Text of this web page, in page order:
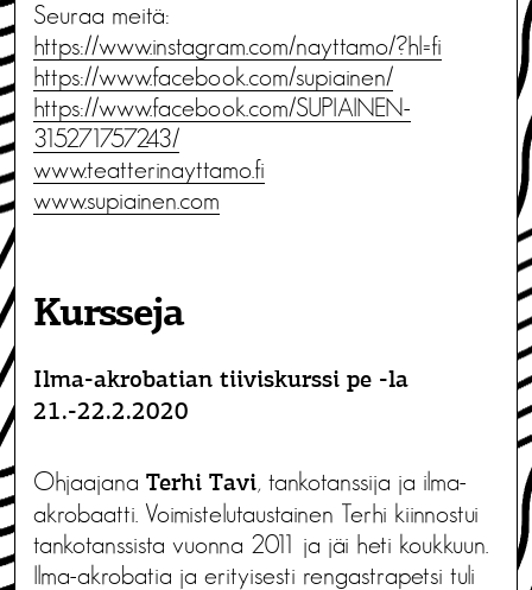
Seuraa meitä:
https://www.instagram.com/nayttamo/?hl=fi
https://www.facebook.com/supiainen/
https://www.facebook.com/SUPIAINEN-
315271757243/
www.teatterinayttamo.fi
www.supiainen.com
Kursseja
Ilma-akrobatian tiiviskurssi pe -la
21.-22.2.2020
Ohjaajana Terhi Tavi, tankotanssija ja ilma-
akrobaatti. Voimistelutaustainen Terhi kiinnostui
tankotanssista vuonna 2011 ja jäi heti koukkuun.
Ilma-akrobatia ja erityisesti rengastrapetsi tuli